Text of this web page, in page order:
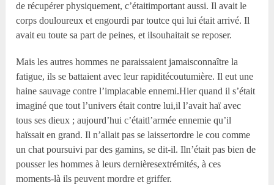
de récupérer physiquement, c’étaitimportant aussi. Il avait le
corps douloureux et engourdi par toutce qui lui était arrivé. Il
avait eu toute sa part de peines, et ilsouhaitait se reposer.
Mais les autres hommes ne paraissaient jamaisconnaître la
fatigue, ils se battaient avec leur rapiditécoutumière. Il eut une
haine sauvage contre l’implacable ennemi.Hier quand il s’était
imaginé que tout l’univers était contre lui,il l’avait haï avec
tous ses dieux ; aujourd’hui c’étaitl’armée ennemie qu’il
haïssait en grand. Il n’allait pas se laissertordre le cou comme
un chat poursuivi par des gamins, se dit-il. Iln’était pas bien de
pousser les hommes à leurs dernièresextrémités, à ces
moments-là ils peuvent mordre et griffer.